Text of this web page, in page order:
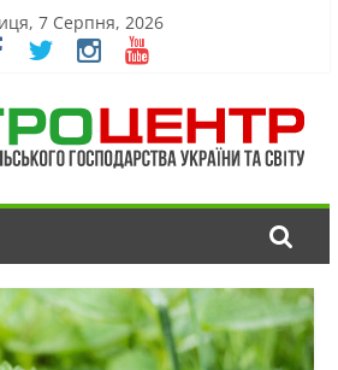
7 Серпня, 2026